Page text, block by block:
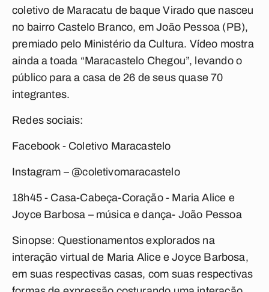
coletivo de Maracatu de baque Virado que nasceu
no bairro Castelo Branco, em João Pessoa (PB),
premiado pelo Ministério da Cultura. Vídeo mostra
ainda a toada “Maracastelo Chegou”, levando o
público para a casa de 26 de seus quase 70
integrantes.
Redes sociais:
Facebook - Coletivo Maracastelo
Instagram – @coletivomaracastelo
18h45 - Casa-Cabeça-Coração - Maria Alice e
Joyce Barbosa – música e dança- João Pessoa
Sinopse: Questionamentos explorados na
interação virtual de Maria Alice e Joyce Barbosa,
em suas respectivas casas, com suas respectivas